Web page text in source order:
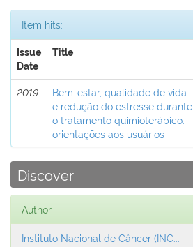
Item hits:
Issue
Date
Title
2019
Bem-estar, qualidade de vida
e redução do estresse durante
o tratamento quimioterápico:
orientações aos usuários
Discover
Author
Instituto Nacional de Câncer (INC...